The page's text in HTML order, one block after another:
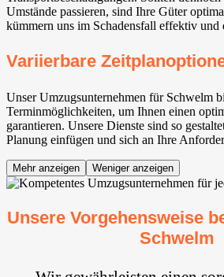
Umstände passieren, sind Ihre Güter
kümmern uns im Schadensfall effektiv
Variierbare
Unser Umzugsunternehmen für Schwelm
Terminmöglichkeiten, um Ihnen einen
garantieren. Unsere Dienste sind so
Planung einfügen und sich an Ihre
Mehr anzeigen Weniger anzeigen
Unsere Vorgehensweise
Schwelm